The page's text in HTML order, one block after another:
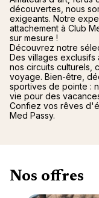
découvertes, nous
exigeants. Notre
attachement à Club
sur mesure !
Découvrez notre
Des villages
nos circuits culturels,
voyage. Bien-être,
sportives de pointe :
vie pour des
Confiez vos rêves
Med Passy.
Nos offres